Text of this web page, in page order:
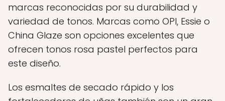
marcas reconocidas por su durabilidad y
variedad de tonos. Marcas como OPI, Essie o
China Glaze son opciones excelentes que
ofrecen tonos rosa pastel perfectos para
este diseño.
Los esmaltes de secado rápido y los